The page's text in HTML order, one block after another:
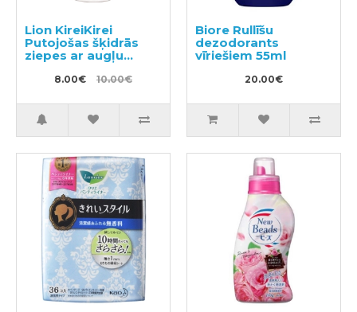
Lion KireiKirei
Putojošas šķidrās
ziepes ar augļu
aromātu 250ml
8.00€ 10.00€
Biore Rullīšu
dezodorants
vīriešiem 55ml
20.00€